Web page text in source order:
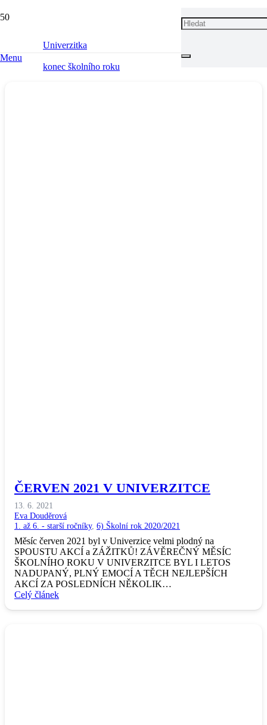
Menu
KONEC ŠKOLNÍHO ROKU
Univerzitka
konec školního roku
ČERVEN 2021 V UNIVERZITCE
13. 6. 2021
Eva Douděrová
1. až 6. - starší ročníky, 6) Školní rok 2020/2021
Měsíc červen 2021 byl v Univerzice velmi plodný na
SPOUSTU AKCÍ a ZÁŽITKŮ! ZÁVĚREČNÝ MĚSÍC
ŠKOLNÍHO ROKU V UNIVERZITCE BYL I LETOS
NADUPANÝ, PLNÝ EMOCÍ A TĚCH NEJLEPŠÍCH
AKCÍ ZA POSLEDNÍCH NĚKOLIK…
Celý článek